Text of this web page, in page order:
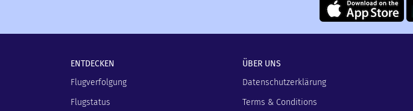
ENTDECKEN
Flugverfolgung
Flugstatus
ÜBER UNS
Datenschutzerklärung
Terms & Conditions